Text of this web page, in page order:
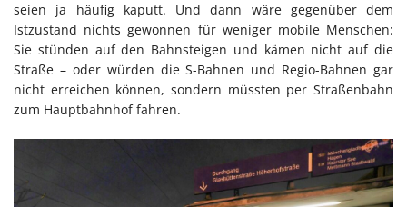
seien ja häufig kaputt. Und dann wäre gegenüber dem
Istzustand nichts gewonnen für weniger mobile Menschen:
Sie stünden auf den Bahnsteigen und kämen nicht auf die
Straße – oder würden die S-Bahnen und Regio-Bahnen gar
nicht erreichen können, sondern müssten per Straßenbahn
zum Hauptbahnhof fahren.